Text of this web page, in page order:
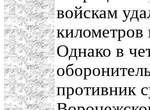
войскам
километров
Однако в
противник